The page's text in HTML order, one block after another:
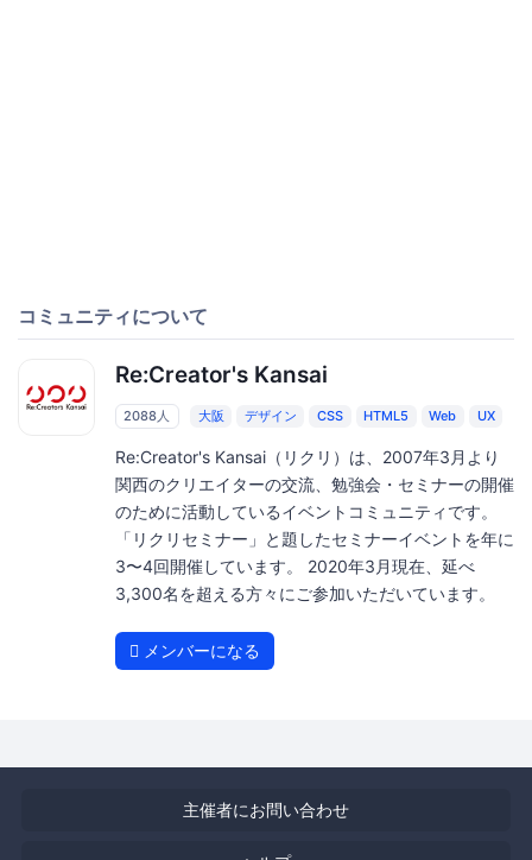
コミュニティについて
Re:Creator's Kansai
2088人 大阪 デザイン CSS HTML5 Web UX
Re:Creator's Kansai（リクリ）は、2007年3月より
関西のクリエイターの交流、勉強会・セミナーの開催
のために活動しているイベントコミュニティです。
「リクリセミナー」と題したセミナーイベントを年に
3〜4回開催しています。 2020年3月現在、延べ
3,300名を超える方々にご参加いただいています。
メンバーになる
主催者にお問い合わせ